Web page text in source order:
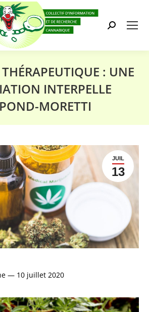
Search:
: UNE
INTERPELLE
MORETTI
JUIL
13
— 10 juillet 2020